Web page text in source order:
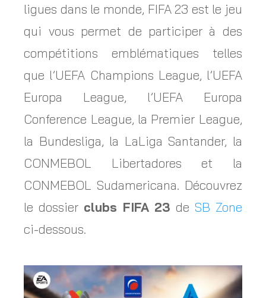
ligues dans le monde, FIFA 23 est le jeu
qui vous permet de participer à des
compétitions emblématiques telles
que l’UEFA Champions League, l’UEFA
Europa League, l’UEFA Europa
Conference League, la Premier League,
la Bundesliga, la LaLiga Santander, la
CONMEBOL Libertadores et la
CONMEBOL Sudamericana. Découvrez
le dossier clubs FIFA 23 de SB Zone
ci-dessous.